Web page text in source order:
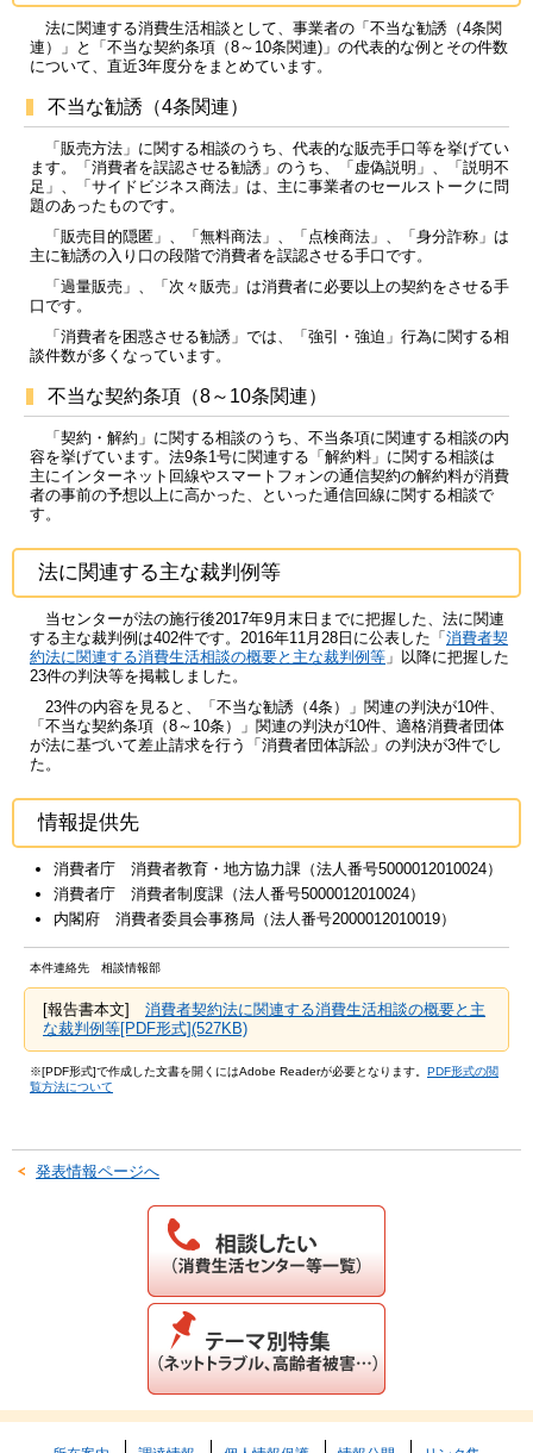
法に関連する消費生活相談として、事業者の「不当な勧誘（4条関
連）」と「不当な契約条項（8～10条関連)」の代表的な例とその件数
について、直近3年度分をまとめています。
不当な勧誘（4条関連）
「販売方法」に関する相談のうち、代表的な販売手口等を挙げてい
ます。「消費者を誤認させる勧誘」のうち、「虚偽説明」、「説明不
足」、「サイドビジネス商法」は、主に事業者のセールストークに問
題のあったものです。
「販売目的隠匿」、「無料商法」、「点検商法」、「身分詐称」は
主に勧誘の入り口の段階で消費者を誤認させる手口です。
「過量販売」、「次々販売」は消費者に必要以上の契約をさせる手
口です。
「消費者を困惑させる勧誘」では、「強引・強迫」行為に関する相
談件数が多くなっています。
不当な契約条項（8～10条関連）
「契約・解約」に関する相談のうち、不当条項に関連する相談の内
容を挙げています。法9条1号に関連する「解約料」に関する相談は
主にインターネット回線やスマートフォンの通信契約の解約料が消費
者の事前の予想以上に高かった、といった通信回線に関する相談で
す。
法に関連する主な裁判例等
当センターが法の施行後2017年9月末日までに把握した、法に関連
する主な裁判例は402件です。2016年11月28日に公表した「消費者契
約法に関連する消費生活相談の概要と主な裁判例等 」以降に把握した
23件の判決等を掲載しました。
23件の内容を見ると、「不当な勧誘（4条）」関連の判決が10件、
「不当な契約条項（8～10条）」関連の判決が10件、適格消費者団体
が法に基づいて差止請求を行う「消費者団体訴訟」の判決が3件でし
た。
情報提供先
消費者庁 消費者教育・地方協力課（法人番号5000012010024）
消費者庁 消費者制度課（法人番号5000012010024）
内閣府 消費者委員会事務局（法人番号2000012010019）
本件連絡先 相談情報部
[報告書本文] 消費者契約法に関連する消費生活相談の概要と主
な裁判例等[PDF形式](527KB)
※[PDF形式]で作成した文書を開くにはAdobe Readerが必要となります。 PDF形式の閲
覧方法について
発表情報ページへ